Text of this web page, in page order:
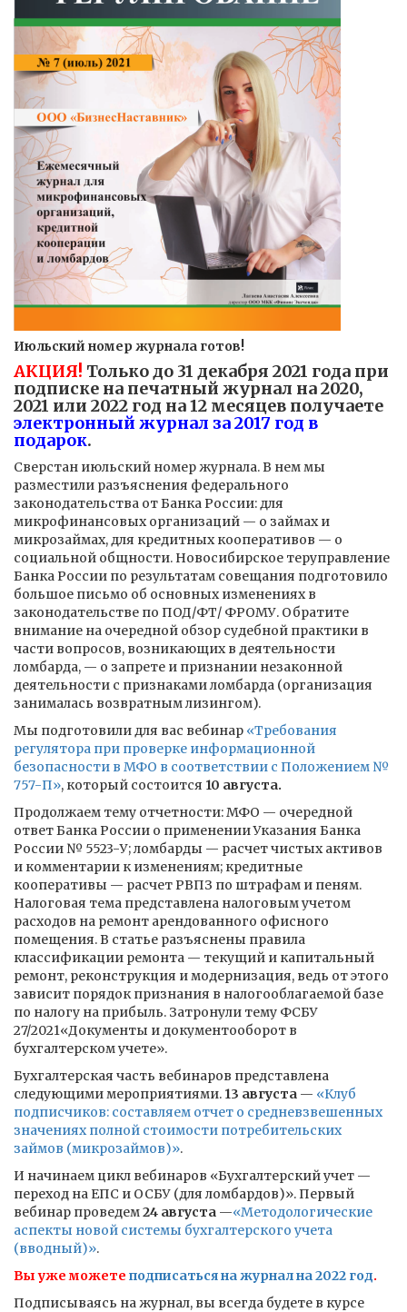
Июльский номер журнала готов!
АКЦИЯ! Только до 31 декабря 2021 года при
подписке на печатный журнал на 2020,
2021 или 2022 год на 12 месяцев получаете
электронный журнал за 2017 год в
подарок.
Сверстан июльский номер журнала. В нем мы
разместили разъяснения федерального
законодательства от Банка России: для
микрофинансовых организаций — о займах и
микрозаймах, для кредитных кооперативов — о
социальной общности. Новосибирское теруправление
Банка России по результатам совещания подготовило
большое письмо об основных изменениях в
законодательстве по ПОД/ФТ/ ФРОМУ. Обратите
внимание на очередной обзор судебной практики в
части вопросов, возникающих в деятельности
ломбарда, — о запрете и признании незаконной
деятельности с признаками ломбарда (организация
занималась возвратным лизингом).
Мы подготовили для вас вебинар «Требования
регулятора при проверке информационной
безопасности в МФО в соответствии с Положением №
757-П», который состоится 10 августа.
Продолжаем тему отчетности: МФО — очередной
ответ Банка России о применении Указания Банка
России № 5523-У; ломбарды — расчет чистых активов
и комментарии к изменениям; кредитные
кооперативы — расчет РВПЗ по штрафам и пеням.
Налоговая тема представлена налоговым учетом
расходов на ремонт арендованного офисного
помещения. В статье разъяснены правила
классификации ремонта — текущий и капитальный
ремонт, реконструкция и модернизация, ведь от этого
зависит порядок признания в налогооблагаемой базе
по налогу на прибыль. Затронули тему ФСБУ
27/2021«Документы и документооборот в
бухгалтерском учете».
Бухгалтерская часть вебинаров представлена
следующими мероприятиями. 13 августа — «Клуб
подписчиков: составляем отчет о средневзвешенных
значениях полной стоимости потребительских
займов (микрозаймов)».
И начинаем цикл вебинаров «Бухгалтерский учет —
переход на ЕПС и ОСБУ (для ломбардов)». Первый
вебинар проведем24 августа —«Методологические
аспекты новой системы бухгалтерского учета
(вводный)».
Вы уже можете подписаться на журнал на 2022 год.
Подписываясь на журнал, вы всегда будете в курсе